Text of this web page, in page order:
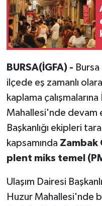
BURSA(İGFA) -
ilçede eş zamanlı
kaplama
Mahallesi'nde devam
Başkanlığı ekipleri
kapsamında Zambak
plent miks temel
Ulaşım Dairesi
Huzur Mahallesi'nde